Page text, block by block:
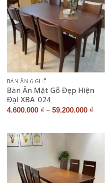
BÀN ĂN 6 GHẾ
Bàn Ăn Mặt Gỗ Đẹp Hiện
Đại XBA_024
4.600.000 ₫ – 59.200.000 ₫